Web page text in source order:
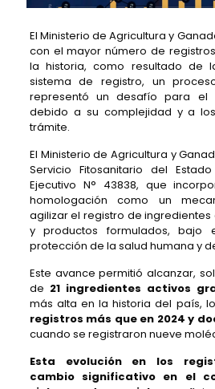
El Ministerio de Agricultura y
con el mayor número de
la historia, como resultado de
sistema de registro, un
representó un desafío para el
debido a su complejidad y a
trámite.
El Ministerio de Agricultura y
Servicio Fitosanitario del
Ejecutivo N° 43838, que
homologación como un
agilizar el registro de
y productos formulados, bajo
protección de la salud humana y
Este avance permitió alcanzar,
de 21 ingredientes activos
más alta en la historia del país,
registros más que en 2024 y
cuando se registraron nueve
Esta evolución en los
cambio significativo en el